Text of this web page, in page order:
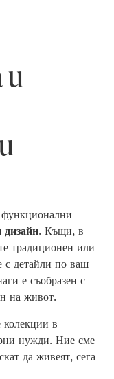
и
дизайн. Къщи, в
традиционен или
с детайли по ваш
е съобразен с
на живот.
колекции в
нужди. Ние сме
да живеят, сега